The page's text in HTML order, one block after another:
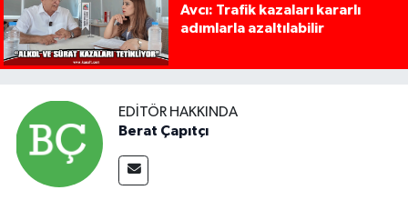
Avcı: Trafik kazaları kararlı
adımlarla azaltılabilir
EDITÖR HAKKINDA
Berat Çapıtçı